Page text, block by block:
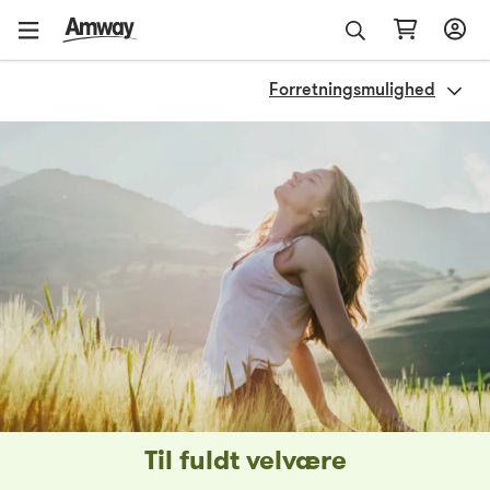
Forretningsmulighed
Til fuldt velvære